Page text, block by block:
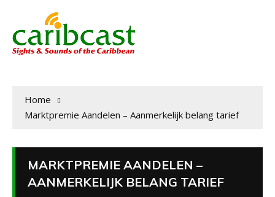
Home
Marktpremie Aandelen – Aanmerkelijk belang tarief
MARKTPREMIE AANDELEN –
AANMERKELIJK BELANG TARIEF